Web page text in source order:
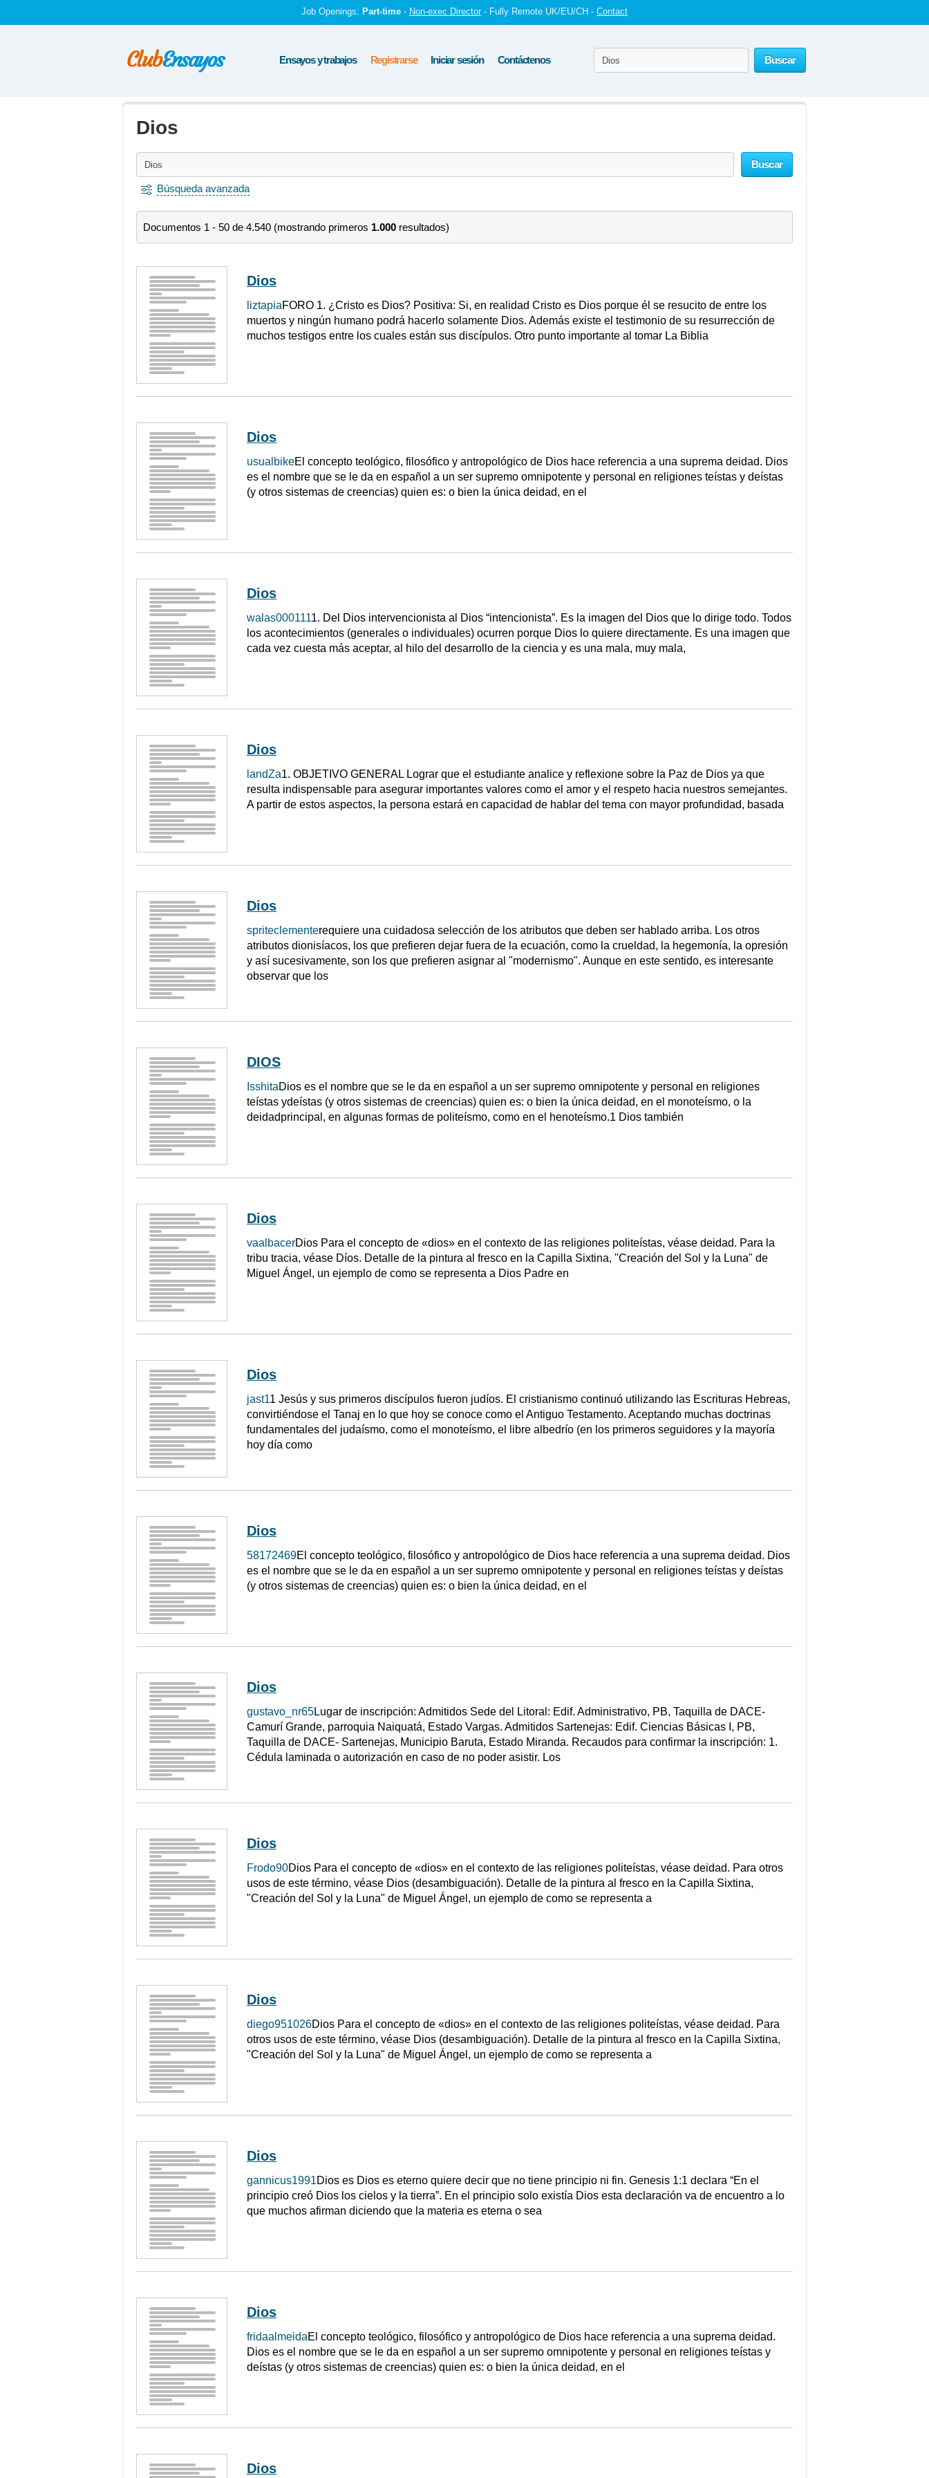
Job Openings: Part-time - Non-exec Director - Fully Remote UK/EU/CH - Contact
Buscar
Ensayos y trabajos Registrarse Iniciar sesión Contáctenos
Dios
Buscar
Búsqueda avanzada
Documentos 1 - 50 de 4.540 (mostrando primeros 1.000 resultados)
Dios
liztapiaFORO 1. ¿Cristo es Dios? Positiva: Si, en realidad Cristo es Dios porque él se resucito de entre los
muertos y ningún humano podrá hacerlo solamente Dios. Además existe el testimonio de su resurrección de
muchos testigos entre los cuales están sus discípulos. Otro punto importante al tomar La Biblia
Dios
usualbikeEl concepto teológico, filosófico y antropológico de Dios hace referencia a una suprema deidad. Dios
es el nombre que se le da en español a un ser supremo omnipotente y personal en religiones teístas y deístas
(y otros sistemas de creencias) quien es: o bien la única deidad, en el
Dios
walas0001111. Del Dios intervencionista al Dios “intencionista”. Es la imagen del Dios que lo dirige todo. Todos
los acontecimientos (generales o individuales) ocurren porque Dios lo quiere directamente. Es una imagen que
cada vez cuesta más aceptar, al hilo del desarrollo de la ciencia y es una mala, muy mala,
Dios
landZa1. OBJETIVO GENERAL Lograr que el estudiante analice y reflexione sobre la Paz de Dios ya que
resulta indispensable para asegurar importantes valores como el amor y el respeto hacia nuestros semejantes.
A partir de estos aspectos, la persona estará en capacidad de hablar del tema con mayor profundidad, basada
Dios
spriteclementerequiere una cuidadosa selección de los atributos que deben ser hablado arriba. Los otros
atributos dionisíacos, los que prefieren dejar fuera de la ecuación, como la crueldad, la hegemonía, la opresión
y así sucesivamente, son los que prefieren asignar al "modernismo". Aunque en este sentido, es interesante
observar que los
DIOS
IsshitaDios es el nombre que se le da en español a un ser supremo omnipotente y personal en religiones
teístas ydeístas (y otros sistemas de creencias) quien es: o bien la única deidad, en el monoteísmo, o la
deidadprincipal, en algunas formas de politeísmo, como en el henoteísmo.1 Dios también
Dios
vaalbacerDios Para el concepto de «dios» en el contexto de las religiones politeístas, véase deidad. Para la
tribu tracia, véase Díos. Detalle de la pintura al fresco en la Capilla Sixtina, "Creación del Sol y la Luna" de
Miguel Ángel, un ejemplo de como se representa a Dios Padre en
Dios
jast11 Jesús y sus primeros discípulos fueron judíos. El cristianismo continuó utilizando las Escrituras Hebreas,
convirtiéndose el Tanaj en lo que hoy se conoce como el Antiguo Testamento. Aceptando muchas doctrinas
fundamentales del judaísmo, como el monoteísmo, el libre albedrío (en los primeros seguidores y la mayoría
hoy día como
Dios
58172469El concepto teológico, filosófico y antropológico de Dios hace referencia a una suprema deidad. Dios
es el nombre que se le da en español a un ser supremo omnipotente y personal en religiones teístas y deístas
(y otros sistemas de creencias) quien es: o bien la única deidad, en el
Dios
gustavo_nr65Lugar de inscripción: Admitidos Sede del Litoral: Edif. Administrativo, PB, Taquilla de DACE-
Camurí Grande, parroquia Naiquatá, Estado Vargas. Admitidos Sartenejas: Edif. Ciencias Básicas I, PB,
Taquilla de DACE- Sartenejas, Municipio Baruta, Estado Miranda. Recaudos para confirmar la inscripción: 1.
Cédula laminada o autorización en caso de no poder asistir. Los
Dios
Frodo90Dios Para el concepto de «dios» en el contexto de las religiones politeístas, véase deidad. Para otros
usos de este término, véase Dios (desambiguación). Detalle de la pintura al fresco en la Capilla Sixtina,
"Creación del Sol y la Luna" de Miguel Ángel, un ejemplo de como se representa a
Dios
diego951026Dios Para el concepto de «dios» en el contexto de las religiones politeístas, véase deidad. Para
otros usos de este término, véase Dios (desambiguación). Detalle de la pintura al fresco en la Capilla Sixtina,
"Creación del Sol y la Luna" de Miguel Ángel, un ejemplo de como se representa a
Dios
gannicus1991Dios es Dios es eterno quiere decir que no tiene principio ni fin. Genesis 1:1 declara “En el
principio creó Dios los cielos y la tierra”. En el principio solo existía Dios esta declaración va de encuentro a lo
que muchos afirman diciendo que la materia es eterna o sea
Dios
fridaalmeidaEl concepto teológico, filosófico y antropológico de Dios hace referencia a una suprema deidad.
Dios es el nombre que se le da en español a un ser supremo omnipotente y personal en religiones teístas y
deístas (y otros sistemas de creencias) quien es: o bien la única deidad, en el
Dios